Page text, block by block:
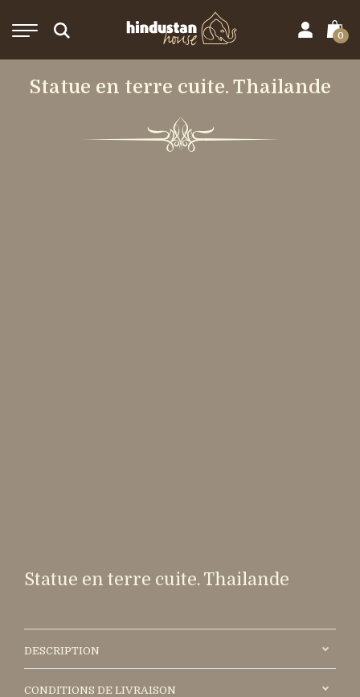
0
Statue en terre cuite. Thailande
Statue en terre cuite. Thailande
DESCRIPTION
CONDITIONS DE LIVRAISON